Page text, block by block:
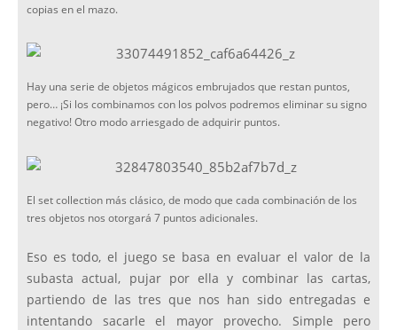
copias en el mazo.
Hay una serie de objetos mágicos embrujados que restan puntos,
pero… ¡Si los combinamos con los polvos podremos eliminar su signo
negativo! Otro modo arriesgado de adquirir puntos.
El set collection más clásico, de modo que cada combinación de los
tres objetos nos otorgará 7 puntos adicionales.
Eso es todo, el juego se basa en evaluar el valor de la
subasta actual, pujar por ella y combinar las cartas,
partiendo de las tres que nos han sido entregadas e
intentando sacarle el mayor provecho. Simple pero